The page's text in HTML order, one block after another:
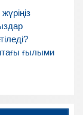
ғылыми